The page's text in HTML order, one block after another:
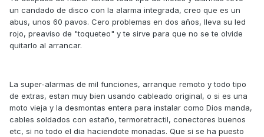
un candado de disco con la alarma integrada, creo que es un
abus, unos 60 pavos. Cero problemas en dos años, lleva su led
rojo, preaviso de "toqueteo" y te sirve para que no se te olvide
quitarlo al arrancar.
La super-alarmas de mil funciones, arranque remoto y todo tipo
de extras, estan muy bien usando cableado original, o si es una
moto vieja y la desmontas entera para instalar como Dios manda,
cables soldados con estaño, termoretractil, conectores buenos
etc, si no todo el dia haciendote monadas. Que si se ha puesto